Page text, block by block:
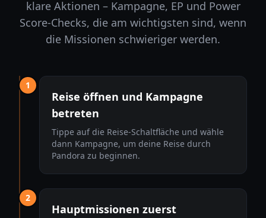
klare Aktionen – Kampagne, EP und Power
Score-Checks, die am wichtigsten sind, wenn
die Missionen schwieriger werden.
1
Reise öffnen und Kampagne
betreten
Tippe auf die Reise-Schaltfläche und wähle
dann Kampagne, um deine Reise durch
Pandora zu beginnen.
2
Hauptmissionen zuerst